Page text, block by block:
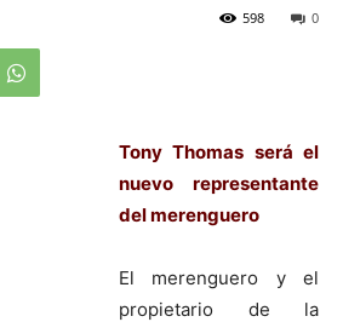
0
598
Tony Thomas será el
nuevo representante
del merenguero
El merenguero y el
propietario de la